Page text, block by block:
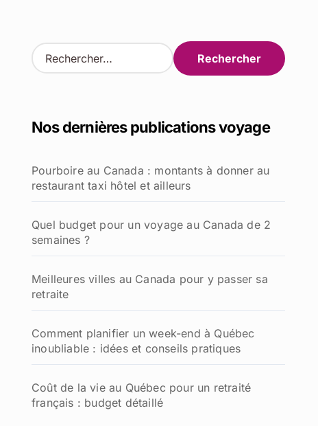
R
e
r
e
r
Nos dernières publications voyage
Pourboire au Canada : montants à donner au
restaurant taxi hôtel et ailleurs
Quel budget pour un voyage au Canada de 2
semaines ?
Meilleures villes au Canada pour y passer sa
retraite
Comment planifier un week-end à Québec
inoubliable : idées et conseils pratiques
Coût de la vie au Québec pour un retraité
français : budget détaillé